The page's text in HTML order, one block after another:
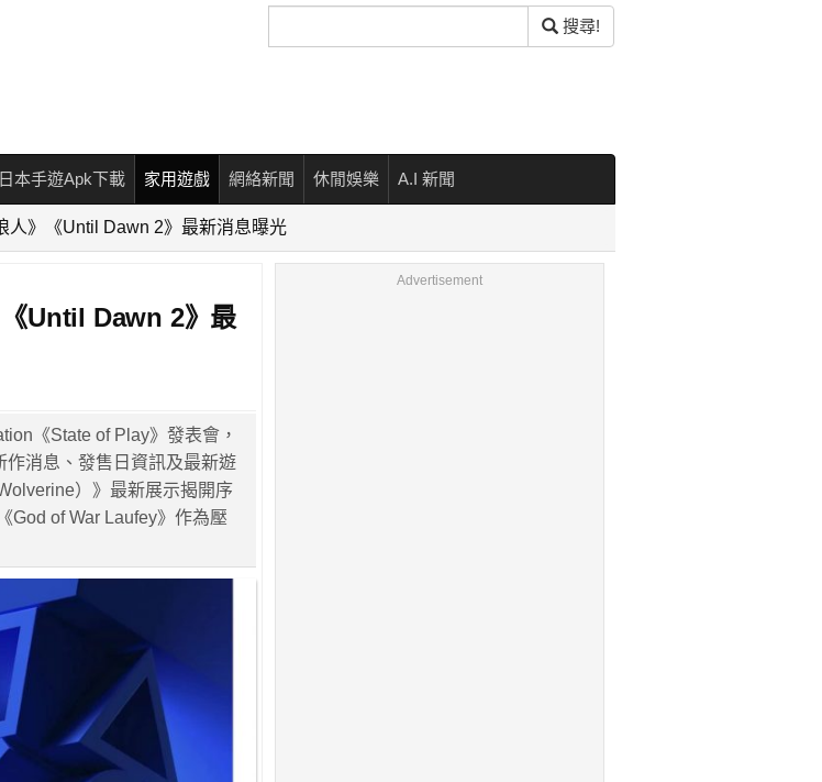
尋
搜尋!
日本手遊Apk下載 家用遊戲 網絡新聞 休閒娛樂 A.I 新聞
》《Until Dawn 2》最新消息曝光
Until Dawn 2》最
《State of Play》發表會，
作消息、發售日資訊及最新遊
）》最新展示揭開序
God of War Laufey》作為壓
Advertisement